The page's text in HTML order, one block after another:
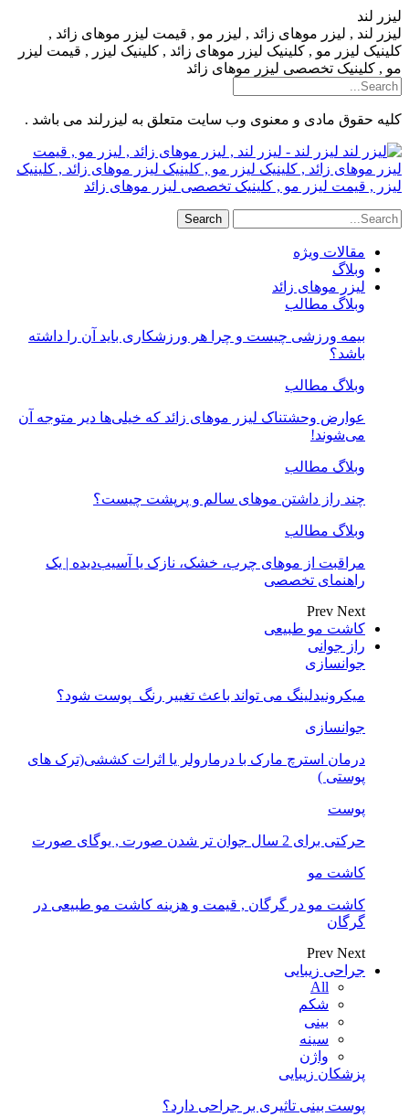
لیزر لند
لیزر لند , لیزر موهای زائد , لیزر مو , قیمت لیزر موهای زائد ,
کلینیک لیزر مو , کلینیک لیزر موهای زائد , کلینیک لیزر , قیمت لیزر
مو , کلینیک تخصصی لیزر موهای زائد
کلیه حقوق مادی و معنوی وب سایت متعلق به لیزرلند می باشد .
لیزر لند - لیزر لند , لیزر موهای زائد , لیزر مو , قیمت
لیزر موهای زائد , کلینیک لیزر مو , کلینیک لیزر موهای زائد , کلینیک
لیزر , قیمت لیزر مو , کلینیک تخصصی لیزر موهای زائد
مقالات ویژه
وبلاگ
لیزر موهای زائد
وبلاگ مطالب
بیمه ورزشی چیست و چرا هر ورزشکاری باید آن را داشته
باشد؟
وبلاگ مطالب
عوارض وحشتناک لیزر موهای زائد که خیلی‌ها دیر متوجه آن
می‌شوند!
وبلاگ مطالب
چند راز داشتن موهای سالم و پرپشت چیست؟
وبلاگ مطالب
مراقبت از موهای چرب، خشک، نازک یا آسیب‌دیده | یک
راهنمای تخصصی
Prev Next
کاشت مو طبیعی
راز جوانی
جوانسازی
میکرونیدلینگ می تواند باعث تغییر رنگ ‍ پوست شود؟
جوانسازی
درمان استرچ مارک با درمارولر یا اثرات کششی(ترک های
پوستی )
پوست
حرکتی برای 2 سال جوان تر شدن صورت , یوگای صورت
کاشت مو
کاشت مو در گرگان , قیمت و هزینه کاشت مو طبیعی در
گرگان
Prev Next
جراحی زیبایی
All
شکم
بینی
سینه
واژن
پزشکان زیبایی
پوست بینی تاثیری بر جراحی دارد؟